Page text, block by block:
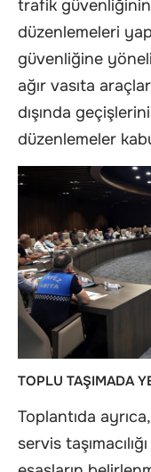
trafik güvenliğinin
düzenlemeleri
güvenliğine
ağır vasıta
dışında
düzenlemeler
TOPLU TAŞIMADA
Toplantıda
servis